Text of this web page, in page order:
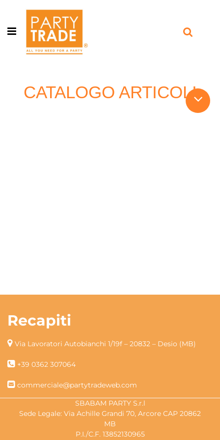
Open menu
CATALOGO ARTICOLI
Recapiti
Via Lavoratori Autobianchi 1/19f – 20832 – Desio (MB)
+39 0362 307064
commerciale@partytradeweb.com
SBABAM PARTY S.r.l
Sede Legale: Via Achille Grandi 70, Arcore CAP 20862
MB
P.I./C.F. 13852130965